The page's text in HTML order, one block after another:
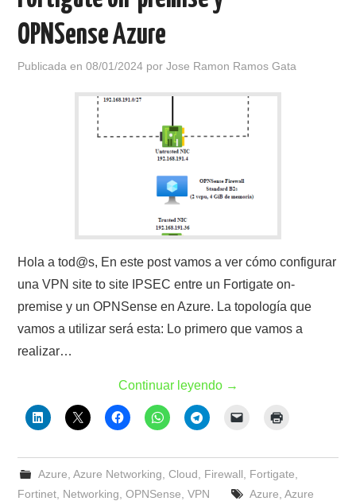
OPNSense Azure
Publicada en08/01/2024 porJose Ramon Ramos Gata
Hola a tod@s, En este post vamos a ver cómo configurar
una VPN site to site IPSEC entre un Fortigate on-
premise y un OPNSense en Azure. La topología que
vamos a utilizar será esta: Lo primero que vamos a
realizar…
Continuar leyendo →
Azure Azure Networking Cloud Firewall Fortigate
Fortinet Networking ,OPNSense ,VPN Azure Azure